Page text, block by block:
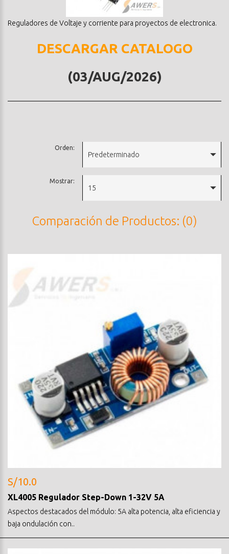
Reguladores de Voltaje y corriente para proyectos de electronica.
DESCARGAR CATALOGO
(03/AUG/2026)
Orden:
Predeterminado
Mostrar:
15
Comparación de Productos: (0)
S/10.0
XL4005 Regulador Step-Down 1-32V 5A
Aspectos destacados del módulo: 5A alta potencia, alta eficiencia y
baja ondulación con..